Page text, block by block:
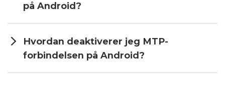
på Android?
Hvordan deaktiverer jeg MTP-
forbindelsen på Android?